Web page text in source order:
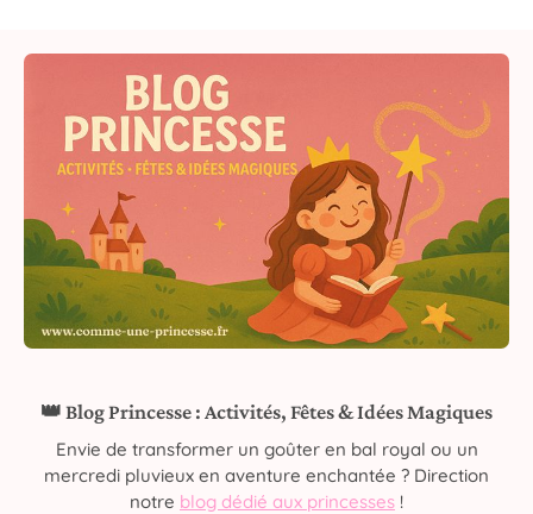
👑 Blog Princesse : Activités, Fêtes & Idées Magiques
Envie de transformer un goûter en bal royal ou un
mercredi pluvieux en aventure enchantée ? Direction
notre blog dédié aux princesses !